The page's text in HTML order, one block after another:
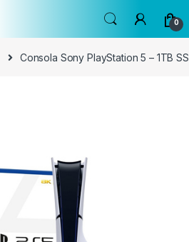
0
Consola Sony PlayStation 5 – 1TB